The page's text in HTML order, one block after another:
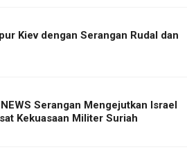
Kiev dengan Serangan Rudal dan
NEWS Serangan Mengejutkan Israel
Kekuasaan Militer Suriah